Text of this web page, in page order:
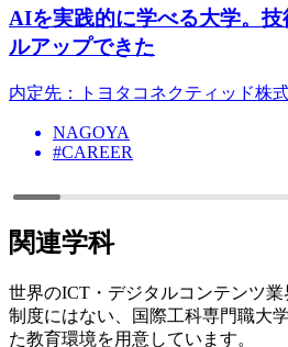
AIを実践的に学べる大学。
ルアップできた
内定先：トヨタコネクティッド株
NAGOYA
#CAREER
関連学科
世界のICT・デジタルコンテンツ
制度にはない、国際工科専門職大
た教育環境を用意しています。